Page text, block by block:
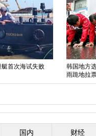
韩国地方选举今日举行 郑梦准冒
国内 财经